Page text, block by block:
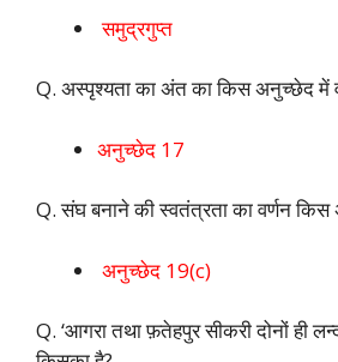
समुद्रगुप्त
Q. अस्पृश्यता का अंत का किस अनुच्छेद में
अनुच्छेद 17
Q. संघ बनाने की स्वतंत्रता का वर्णन किस
अनुच्छेद 19(c)
Q. ‘आगरा तथा फ़तेहपुर सीकरी दोनों ही